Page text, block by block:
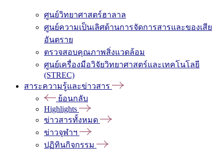
ศูนย์วิทยาศาสตร์ฮาลาล
ศูนย์ความเป็นเลิศด้านการจัดการสารและของเสีย
อันตราย
ตรวจสอบคุณภาพสิ่งแวดล้อม
ศูนย์เครื่องมือวิจัยวิทยาศาสตร์และเทคโนโลยี
(STREC)
สาระความรู้และข่าวสาร
ย้อนกลับ
Highlights
ข่าวสารทั้งหมด
ข่าวจุฬาฯ
ปฏิทินกิจกรรม